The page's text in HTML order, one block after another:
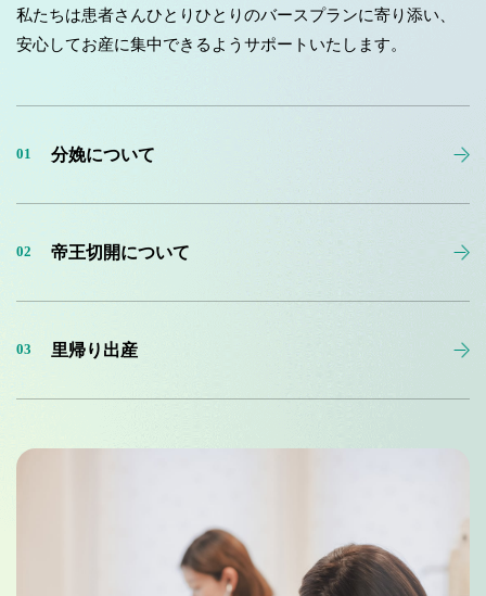
私たちは患者さんひとりひとりのバースプランに寄り添い、
安心してお産に集中できるようサポートいたします。
01 分娩について
02 帝王切開について
03 里帰り出産